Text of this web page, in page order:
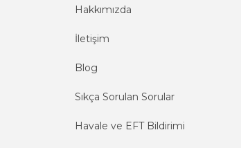
Hakkımızda
İletişim
Blog
Sıkça Sorulan Sorular
Havale ve EFT Bildirimi